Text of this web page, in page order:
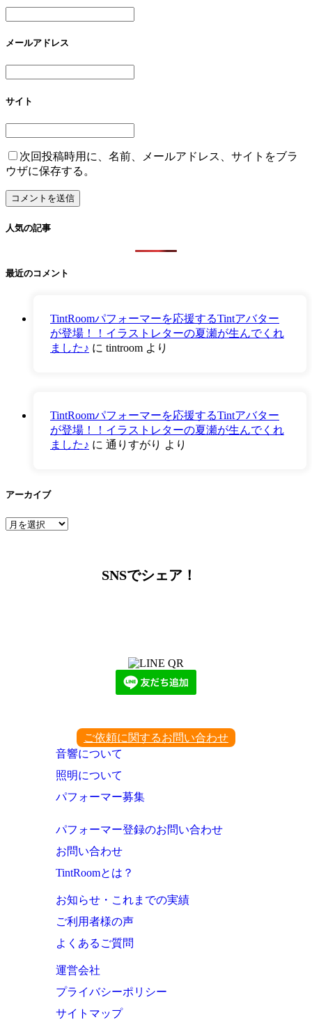
メールアドレス
サイト
次回投稿時用に、名前、メールアドレス、サイトをブラ
ウザに保存する。
人気の記事
最近のコメント
TintRoomパフォーマーを応援するTintアバター
が登場！！イラストレターの夏瀬が生んでくれ
ました♪ に tintroom より
TintRoomパフォーマーを応援するTintアバター
が登場！！イラストレターの夏瀬が生んでくれ
ました♪ に 通りすがり より
アーカイブ
ア
SNSでシェア！
ご依頼に関するお問い合わせ
音響について
照明について
パフォーマー募集
パフォーマー登録のお問い合わせ
お問い合わせ
TintRoomとは？
お知らせ・これまでの実績
ご利用者様の声
よくあるご質問
運営会社
プライバシーポリシー
サイトマップ